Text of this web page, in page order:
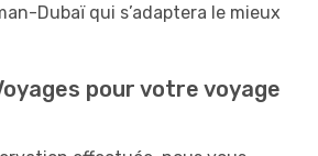
Dubaï qui s’adaptera le mieux
pour votre voyage